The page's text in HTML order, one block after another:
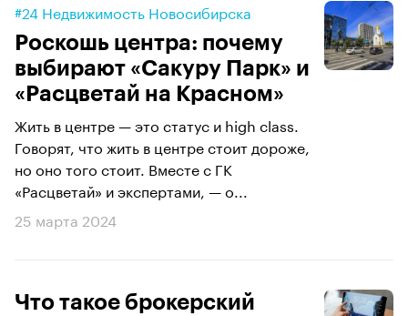
#24 Недвижимость Новосибирска
Роскошь центра: почему
выбирают «Сакуру Парк» и
«Расцветай на Красном»
Жить в центре — это статус и high class.
Говорят, что жить в центре стоит дороже,
но оно того стоит. Вместе с ГК
«Расцветай» и экспертами, — о...
25 марта 2024
Что такое брокерский